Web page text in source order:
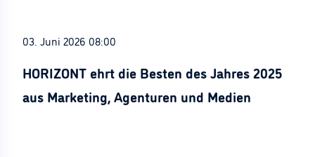
03. Juni 2026 08:00
HORIZONT ehrt die Besten des Jahres 2025
aus Marketing, Agenturen und Medien